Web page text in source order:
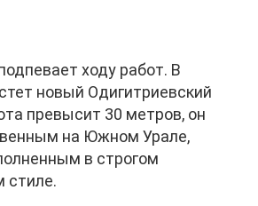
ходу работ. В
новый Одигитриевский
превысит 30 метров, он
на Южном Урале,
в строгом
стиле.